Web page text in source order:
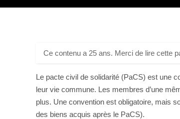
Ce contenu a 25 ans. Merci de lire cette
Le pacte civil de solidarité (PaCS) est une
leur vie commune. Les membres d’une
plus. Une convention est obligatoire, mais
des biens acquis après le PaCS).